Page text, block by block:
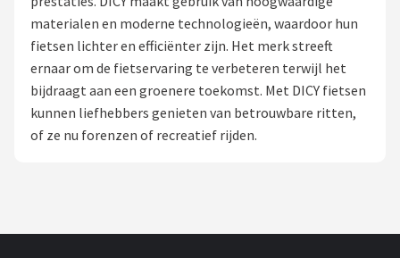
Stadsfietsen
Elektrische fietsen
Mountainbikes
Shop
materialen en moderne technologieën, waardoor hun
fietsen lichter en efficiënter zijn. Het merk streeft
ernaar om de fietservaring te verbeteren terwijl het
bijdraagt aan een groenere toekomst. Met DICY fietsen
kunnen liefhebbers genieten van betrouwbare ritten,
of ze nu forenzen of recreatief rijden.